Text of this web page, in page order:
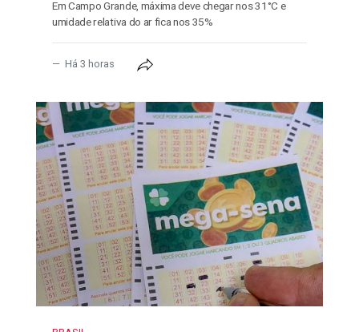
Em Campo Grande, máxima deve chegar nos 31°C e
umidade relativa do ar fica nos 35%
Há 3 horas